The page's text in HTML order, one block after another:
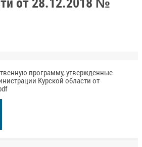
от 28.12.2018 №
программу, утвержденные
Курской области от